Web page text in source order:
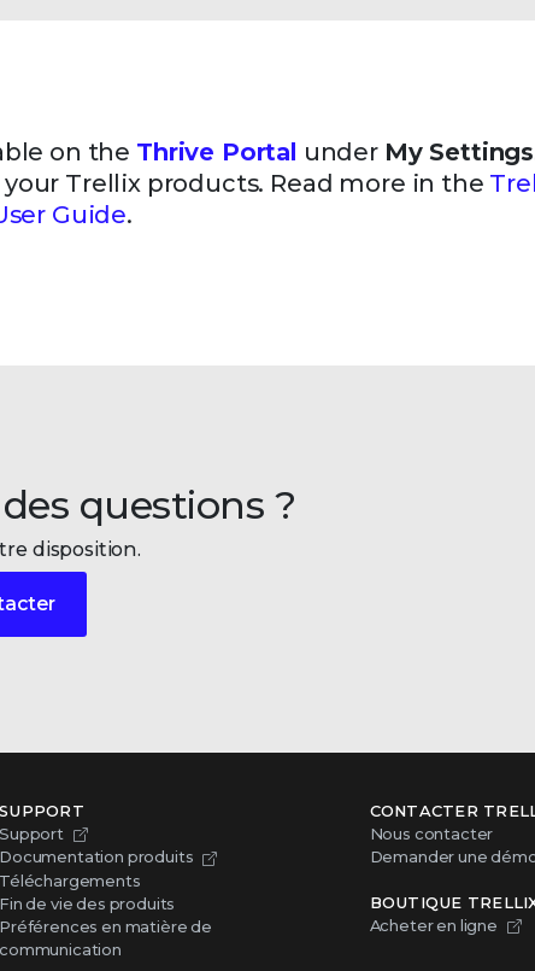
on the Thrive Portal under My Settings
Trellix products. Read more in the
Guide.
questions ?
disposition.
SUPPORT
Support
Documentation produits
Téléchargements
Fin de vie des produits
Préférences en matière de
communication
CONTACTER
Nous contacter
Demander une
BOUTIQUE
Acheter en ligne